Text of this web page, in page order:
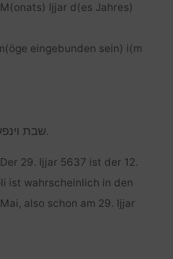
Ijjar d(es Jahres)
eingebunden sein) i(m
שבת.
29. Ijjar 5637 ist der 12.
ist wahrscheinlich in den
also schon am 29. Ijjar